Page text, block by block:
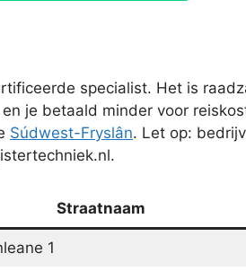
specialist. Het is
je betaald minder voor
Súdwest-Fryslân. Let op:
Straatnaam
1